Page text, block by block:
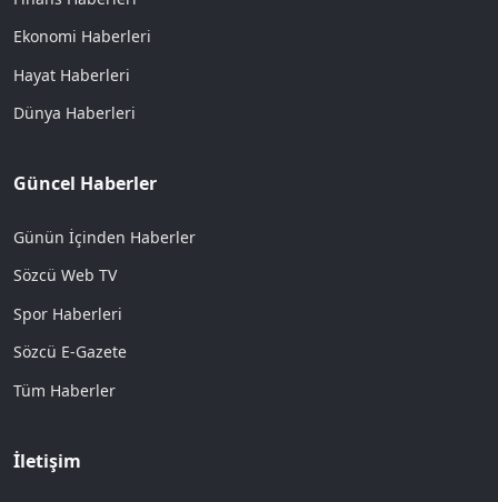
Ekonomi Haberleri
Hayat Haberleri
Dünya Haberleri
Güncel Haberler
Günün İçinden Haberler
Sözcü Web TV
Spor Haberleri
Sözcü E-Gazete
Tüm Haberler
İletişim